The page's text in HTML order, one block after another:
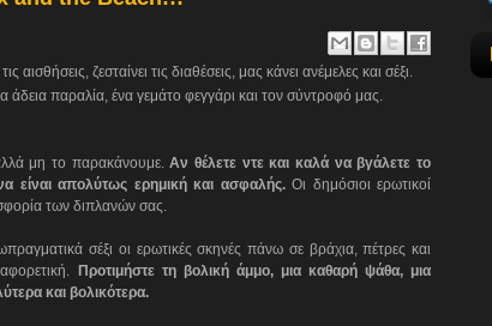
αισθήσεις, ζεσταίνει τις διαθέσεις, μας κάνει ανέμελες και σέξι.
άδεια παραλία, ένα γεμάτο φεγγάρι και τον σύντροφό μας.
μη το παρακάνουμε.Αν θέλετε ντε και καλά να βγάλετε το
είναι απολύτως ερημική και ασφαλής.Οι δημόσιοι ερωτικοί
των διπλανών σας.
σέξι οι ερωτικές σκηνές πάνω σε βράχια, πέτρες και
Προτιμήστε τη βολική άμμο, μια καθαρή ψάθα, μια
και βολικότερα.